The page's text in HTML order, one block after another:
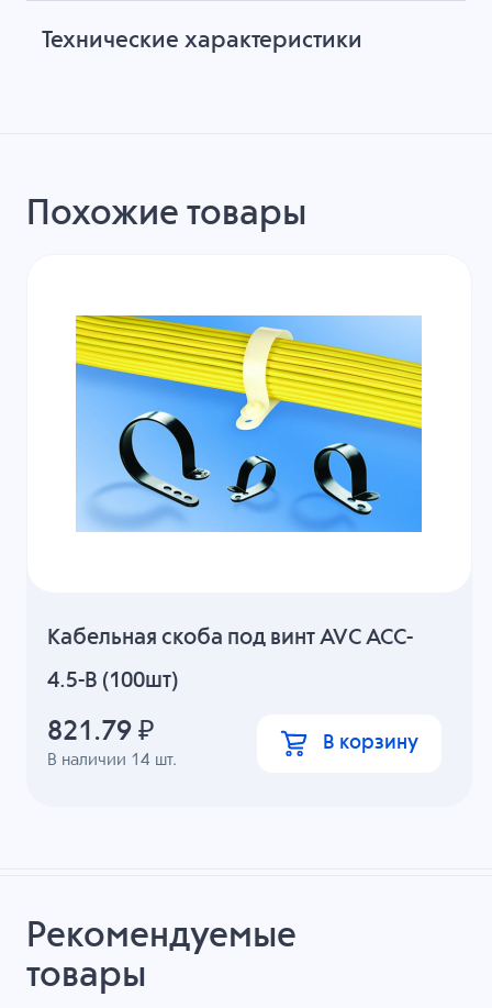
Технические характеристики
Похожие товары
Кабельная скоба под винт AVC ACC-
4.5-B (100шт)
В наличии 14 шт.
821.79 ₽ В корзину
Рекомендуемые
товары